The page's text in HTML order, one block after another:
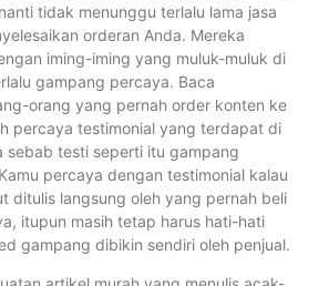
tidak menunggu terlalu lama jasa
orderan Anda. Mereka
iming-iming yang muluk-muluk di
gampang percaya. Baca
orang yang pernah order konten ke
percaya testimonial yang terdapat di
sebab testi seperti itu gampang
percaya dengan testimonial kalau
ditulis langsung oleh yang pernah beli
itupun masih tetap harus hati-hati
gampang dibikin sendiri oleh penjual.